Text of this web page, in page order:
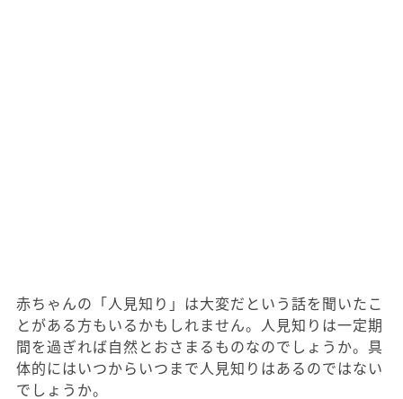
赤ちゃんの「人見知り」は大変だという話を聞いたこ
とがある方もいるかもしれません。人見知りは一定期
間を過ぎれば自然とおさまるものなのでしょうか。具
体的にはいつからいつまで人見知りはあるのではない
でしょうか。